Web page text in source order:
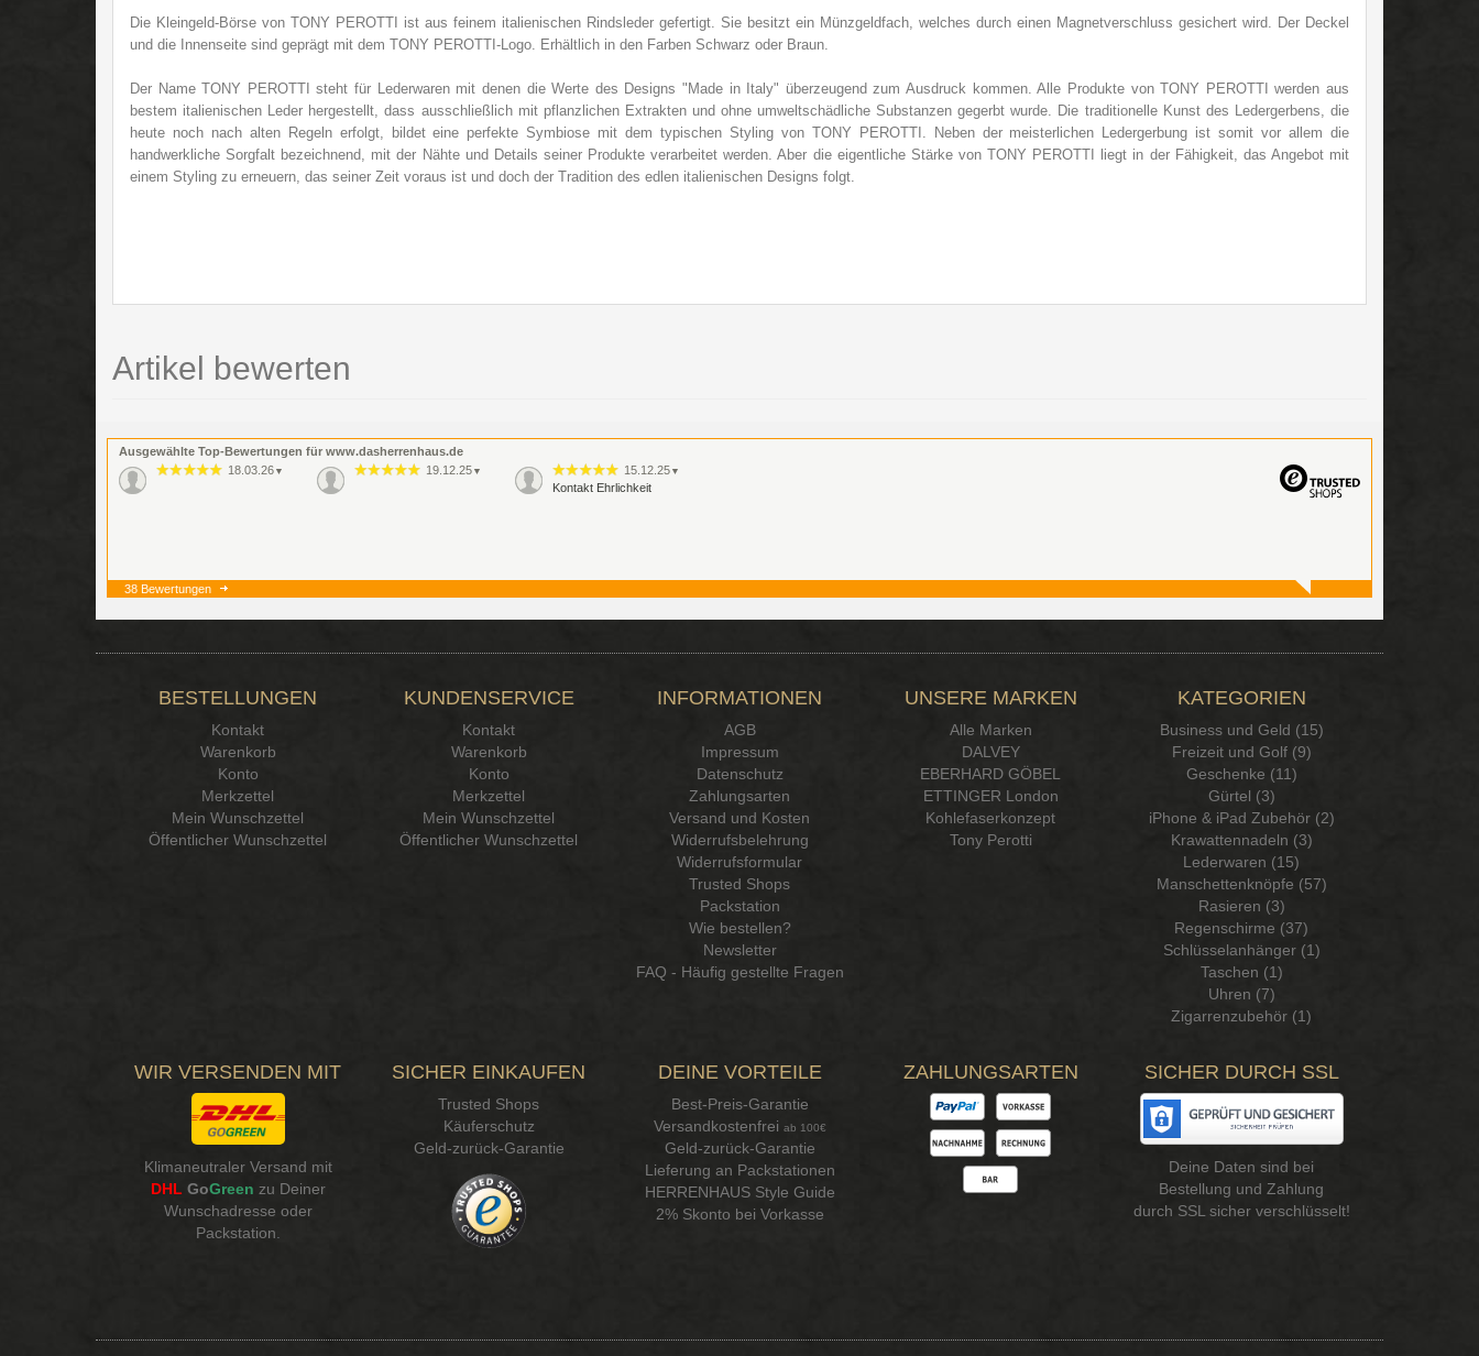
Die Kleingeld-Börse von TONY PEROTTI ist aus feinem italienischen Rindsleder gefertigt. Sie besitzt ein Münzgeldfach, welches durch einen Magnetverschluss gesichert wird. Der Deckel
und die Innenseite sind geprägt mit dem TONY PEROTTI-Logo. Erhältlich in den Farben Schwarz oder Braun.
Der Name TONY PEROTTI steht für Lederwaren mit denen die Werte des Designs "Made in Italy" überzeugend zum Ausdruck kommen. Alle Produkte von TONY PEROTTI werden aus
bestem italienischen Leder hergestellt, dass ausschließlich mit pflanzlichen Extrakten und ohne umweltschädliche Substanzen gegerbt wurde. Die traditionelle Kunst des Ledergerbens, die
heute noch nach alten Regeln erfolgt, bildet eine perfekte Symbiose mit dem typischen Styling von TONY PEROTTI. Neben der meisterlichen Ledergerbung ist somit vor allem die
handwerkliche Sorgfalt bezeichnend, mit der Nähte und Details seiner Produkte verarbeitet werden. Aber die eigentliche Stärke von TONY PEROTTI liegt in der Fähigkeit, das Angebot mit
einem Styling zu erneuern, das seiner Zeit voraus ist und doch der Tradition des edlen italienischen Designs folgt.
Artikel bewerten
Ausgewählte Top-Bewertungen für www.dasherrenhaus.de
18.03.26 ▼ 19.12.25 ▼ 15.12.25 ▼
Kontakt Ehrlichkeit
38 Bewertungen
BESTELLUNGEN
Kontakt
Warenkorb
Konto
Merkzettel
Mein Wunschzettel
Öffentlicher Wunschzettel
KUNDENSERVICE
Kontakt
Warenkorb
Konto
Merkzettel
Mein Wunschzettel
Öffentlicher Wunschzettel
INFORMATIONEN
AGB
Impressum
Datenschutz
Zahlungsarten
Versand und Kosten
Widerrufsbelehrung
Widerrufsformular
Trusted Shops
Packstation
Wie bestellen?
Newsletter
FAQ - Häufig gestellte Fragen
UNSERE MARKEN
Alle Marken
DALVEY
EBERHARD GÖBEL
ETTINGER London
Kohlefaserkonzept
Tony Perotti
KATEGORIEN
Business und Geld (15)
Freizeit und Golf (9)
Geschenke (11)
Gürtel (3)
iPhone & iPad Zubehör (2)
Krawattennadeln (3)
Lederwaren (15)
Manschettenknöpfe (57)
Rasieren (3)
Regenschirme (37)
Schlüsselanhänger (1)
Taschen (1)
Uhren (7)
Zigarrenzubehör (1)
WIR VERSENDEN MIT
Klimaneutraler Versand mit
DHL GoGreen zu Deiner
Wunschadresse oder
Packstation
SICHER EINKAUFEN
Trusted Shops
Käuferschutz
Geld-zurück-Garantie
DEINE VORTEILE
Best-Preis-Garantie
Versandkostenfrei ab 100€
Geld-zurück-Garantie
Lieferung an Packstationen
HERRENHAUS Style Guide
2% Skonto bei Vorkasse
ZAHLUNGSARTEN SICHER DURCH SSL
Deine Daten sind bei
Bestellung und Zahlung
durch SSL sicher verschlüsselt!